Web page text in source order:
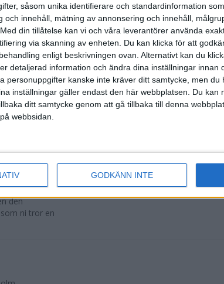
såsom unika identifierare och standardinformation
och innehåll, mätning av annonsering och innehåll,
Med din tillåtelse kan vi och våra leverantörer använda
via skanning av enheten. Du kan klicka för att
enligt beskrivningen ovan. Alternativt kan du
detaljerad information och ändra dina inställningar innan
personuppgifter kanske inte kräver ditt samtycke, men
inställningar gäller endast den här webbplatsen. Du kan
ditt samtycke genom att gå tillbaka till denna
webbsidan.
GODKÄNN INTE
på
längs
den
ni tror en